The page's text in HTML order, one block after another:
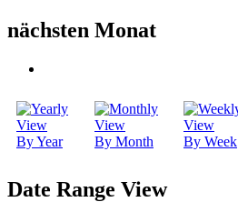
nächsten Monat
By Year By Month By Week
Date Range View